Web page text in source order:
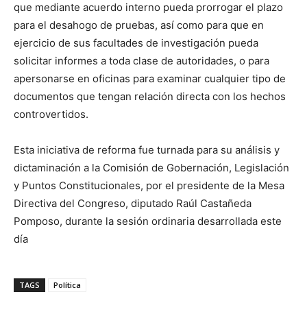
que mediante acuerdo interno pueda prorrogar el plazo
para el desahogo de pruebas, así como para que en
ejercicio de sus facultades de investigación pueda
solicitar informes a toda clase de autoridades, o para
apersonarse en oficinas para examinar cualquier tipo de
documentos que tengan relación directa con los hechos
controvertidos.
Esta iniciativa de reforma fue turnada para su análisis y
dictaminación a la Comisión de Gobernación, Legislación
y Puntos Constitucionales, por el presidente de la Mesa
Directiva del Congreso, diputado Raúl Castañeda
Pomposo, durante la sesión ordinaria desarrollada este
día
TAGS Política